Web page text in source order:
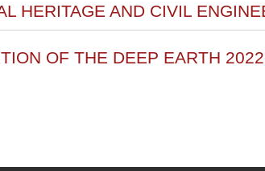
HERITAGE AND CIVIL
OF THE DEEP EARTH